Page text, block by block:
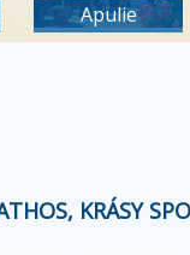
Apulie
KRÁSY